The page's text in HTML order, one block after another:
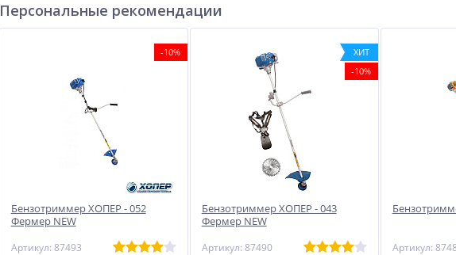
Персональные рекомендации
-10%
Бензотриммер ХОПЕР - 052
Фермер NEW
Артикул: 87493
ХИТ
-10%
Бензотриммер ХОПЕР - 043
Фермер NEW
Артикул: 87490 Артикул: